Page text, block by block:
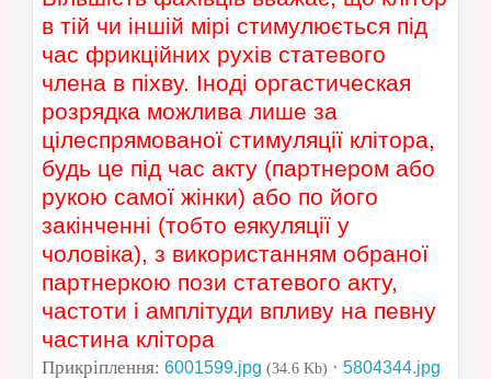
в тій чи іншій мірі стимулюється під
час фрикційних рухів статевого
члена в піхву. Іноді оргастическая
розрядка можлива лише за
цілеспрямованої стимуляції клітора,
будь це під час акту (партнером або
рукою самої жінки) або по його
закінченні (тобто еякуляції у
чоловіка), з використанням обраної
партнеркою пози статевого акту,
частоти і амплітуди впливу на певну
частина клітора
Прикріплення: 6001599.jpg (34.6 Kb) · 5804344.jpg